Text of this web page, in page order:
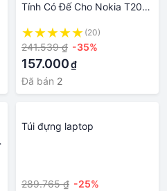
Tính Có Đế Cho Nokia T20
(20)
241.539 ₫ -35%
157.000₫
Đã bán 2
Túi đựng laptop
289.765 ₫ -25%